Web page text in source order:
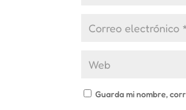
Guarda mi nombre,